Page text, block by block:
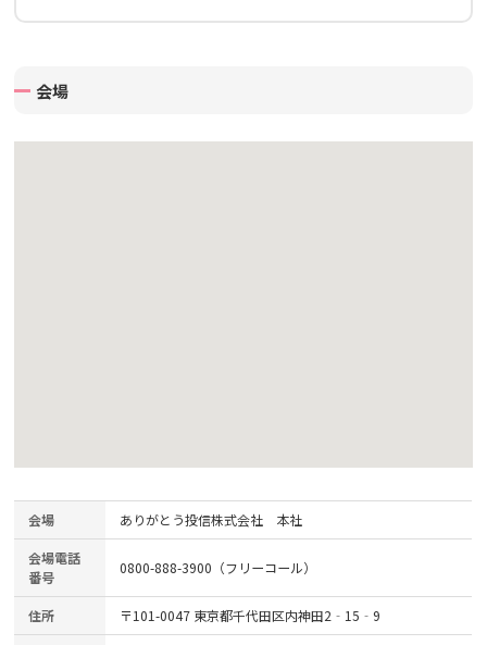
会場
会場 ありがとう投信株式会社 本社
会場電話
番号
0800-888-3900（フリーコール）
住所 〒101-0047 東京都千代田区内神田2‐15‐9